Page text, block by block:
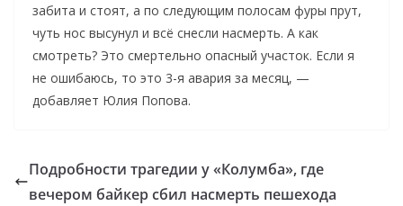
забита и стоят, а по следующим полосам фуры прут,
чуть нос высунул и всё снесли насмерть. А как
смотреть? Это смертельно опасный участок. Если я
не ошибаюсь, то это 3-я авария за месяц, —
добавляет Юлия Попова.
Подробности трагедии у «Колумба», где
вечером байкер сбил насмерть пешехода